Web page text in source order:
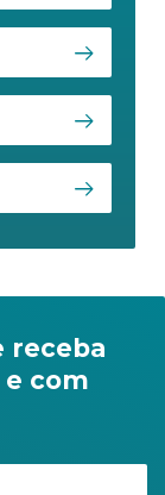
receba
com